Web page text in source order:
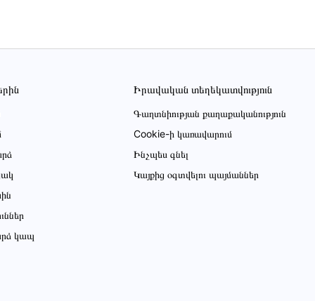
կապ
Իրավական տեղեկատվություն
Գաղտնիության քաղաքականություն
Cookie-ի կառավարում
Ինչպես գնել
Կայքից օգտվելու պայմաններ